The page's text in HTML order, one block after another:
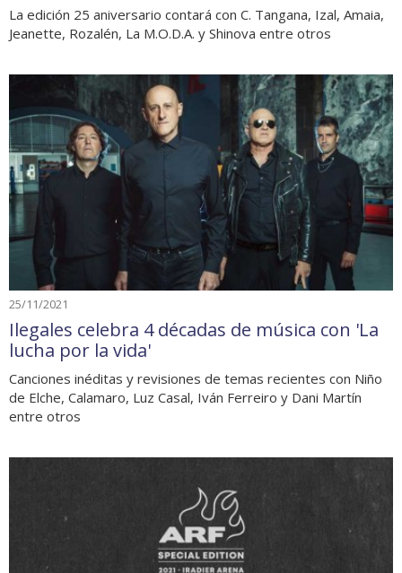
La edición 25 aniversario contará con C. Tangana, Izal, Amaia,
Jeanette, Rozalén, La M.O.D.A. y Shinova entre otros
25/11/2021
Ilegales celebra 4 décadas de música con 'La
lucha por la vida'
Canciones inéditas y revisiones de temas recientes con Niño
de Elche, Calamaro, Luz Casal, Iván Ferreiro y Dani Martín
entre otros